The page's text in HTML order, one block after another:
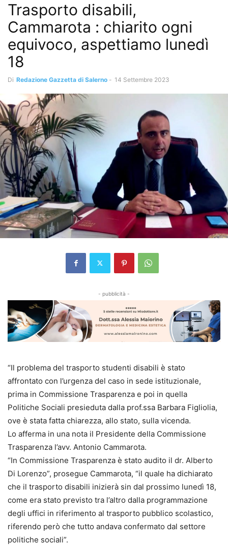
Trasporto disabili,
Cammarota : chiarito ogni
equivoco, aspettiamo lunedì
18
Di Redazione Gazzetta di Salerno - 14 Settembre 2023
- pubblicità -
“Il problema del trasporto studenti disabili è stato
affrontato con l’urgenza del caso in sede istituzionale,
prima in Commissione Trasparenza e poi in quella
Politiche Sociali presieduta dalla prof.ssa Barbara Figliolia,
ove è stata fatta chiarezza, allo stato, sulla vicenda.
Lo afferma in una nota il Presidente della Commissione
Trasparenza l’avv. Antonio Cammarota.
“In Commissione Trasparenza è stato audito il dr. Alberto
Di Lorenzo”, prosegue Cammarota, “il quale ha dichiarato
che il trasporto disabili inizierà sin dal prossimo lunedì 18,
come era stato previsto tra l’altro dalla programmazione
degli uffici in riferimento al trasporto pubblico scolastico,
riferendo però che tutto andava confermato dal settore
politiche sociali”.